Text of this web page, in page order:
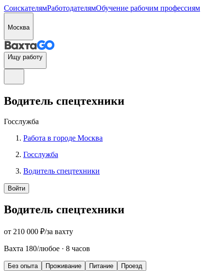
СоискателямРаботодателямОбучение рабочим профессиям
Москва
Ищу работу
Водитель спецтехники
Госслужба
Работа в городе Москва
Госслужба
Водитель спецтехники
Войти
Водитель спецтехники
от 210 000 ₽/за вахту
Вахта 180/любое · 8 часов
Без опыта Проживание Питание Проезд